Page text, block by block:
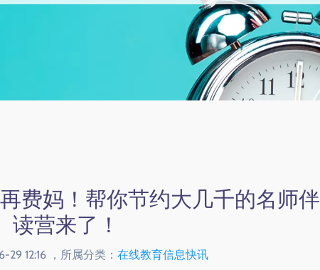
费妈！帮你节约大几千的名师伴
读营来了！
12:16 ，所属分类： 在线教育信息快讯